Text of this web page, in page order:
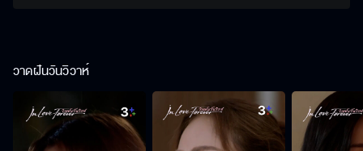
วาดฝันวันวิวาห์